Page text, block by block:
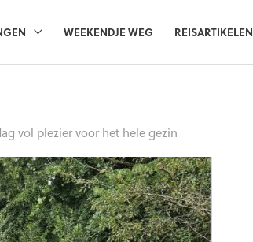
WEEKENDJE WEG REISARTIKELEN
vol plezier voor het hele gezin